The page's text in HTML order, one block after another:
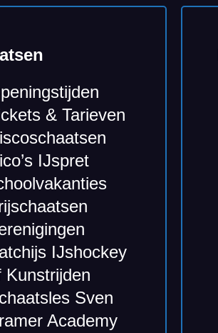
& Tarieven
IJspret
IJshockey
Kunstrijden
Sven
Academy